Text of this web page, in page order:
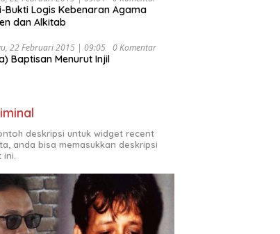
Bukti Logis Kebenaran Agama
dan Alkitab
22 Februari 2015 | 09:05 0 Komentar
Baptisan Menurut Injil
deskripsi untuk widget recent
anda bisa memasukkan deskripsi